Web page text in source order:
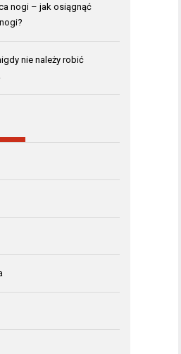
nogi – jak osiągnąć
nie należy robić